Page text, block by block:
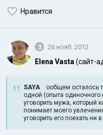
Нравится
3 26 нояб. 2012
Elena Vasta (сайт-
SAYA ообщем осталось
одной (опыта одиночного
уговорить мужа, который
понимает моего
уговорить его поехать ни